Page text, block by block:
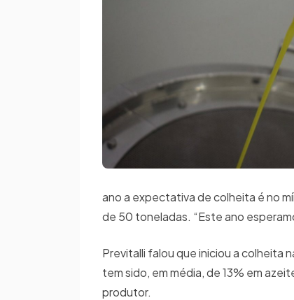
ano a expectativa de colheita é no
de 50 toneladas. “Este ano
Previtalli falou que iniciou a colheita
tem sido, em média, de 13% em
produtor.